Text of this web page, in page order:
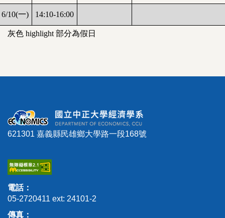
6/10(一) 14:10-16:00
灰色 highlight 部分為假日
621301 嘉義縣民雄鄉大學路一段168號
電話：
05-2720411 ext: 24101-2
傳真：